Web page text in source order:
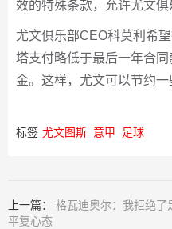
效的特殊条款，允许尤文俱
尤文俱乐部CEO科莫利希
塔支付略低于最后一年合
金。这样，尤文可以节约一
标签 尤文图斯 意甲 足球
上一篇： 格瓦迪奥尔：我拒绝了
平复心态